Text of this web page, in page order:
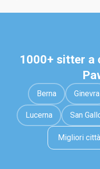
1000+ sitter a
Berna Ginevra
Lucerna San
Migliori